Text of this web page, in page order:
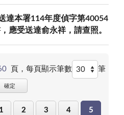
達本署114年度偵字第40054
應受送達俞永祥，請查照。
頁， 每頁顯示筆數 筆
確定
1 2 3 4 5